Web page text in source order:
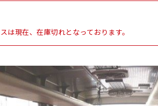
は現在、在庫切れとなっております。